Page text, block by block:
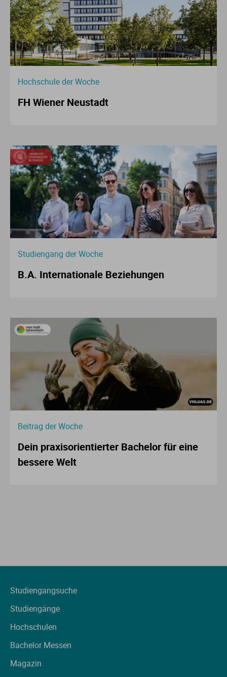
Hochschule der Woche
FH Wiener Neustadt
Studiengang der Woche
B.A. Internationale Beziehungen
Beitrag der Woche
Dein praxisorientierter Bachelor für eine
bessere Welt
Studiengangsuche
Studiengänge
Hochschulen
Bachelor Messen
Magazin